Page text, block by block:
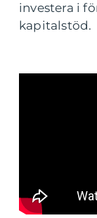
investera i
kapitalstöd.